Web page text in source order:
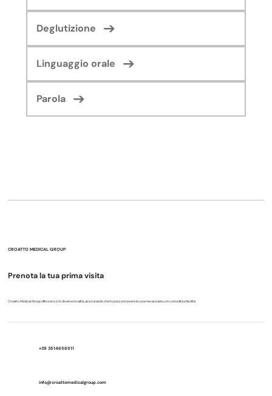
Deglutizione
Linguaggio orale
Parola
CROATTO MEDICAL GROUP
Prenota la tua prima visita
Croatto Medical Group offre servizi in diverse località, assicurando che tu possa ricevere le cure necessarie con comodità e facilità
+39 3514656511
info@croattomedicalgroup.com